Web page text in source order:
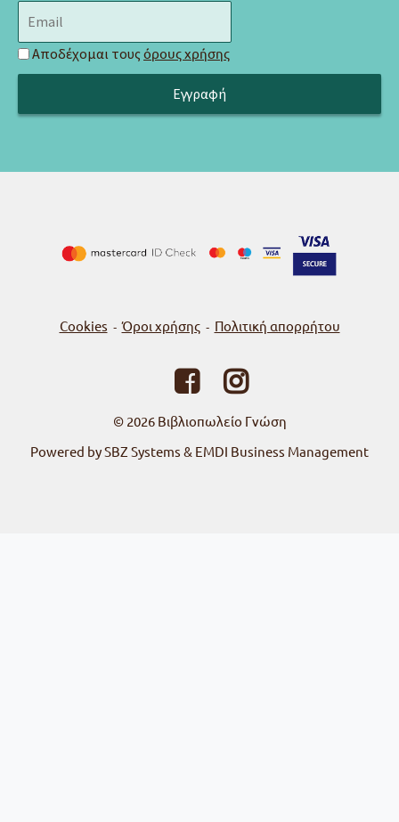
Αποδέχομαι τους όρους χρήσης
Cookies - Όροι χρήσης - Πολιτική απορρήτου
© 2026 Βιβλιοπωλείο Γνώση
Powered by SBZ Systems & EMDI Business Management